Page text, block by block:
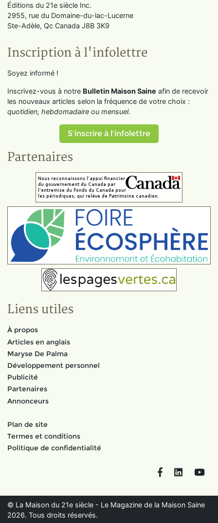
Éditions du 21e siècle Inc.
2955, rue du Domaine-du-lac-Lucerne
Ste-Adèle, Qc Canada J8B 3K9
Inscription à l'infolettre
Soyez informé !
Inscrivez-vous à notre Bulletin Maison Saine afin de recevoir
les nouveaux articles selon la fréquence de votre choix :
quotidien, hebdomadaire ou mensuel.
S'inscrire à l'infolettre
Partenaires
Liens utiles
À propos
Articles en anglais
Maryse De Palma
Développement personnel
Publicité
Partenaires
Annonceurs
Plan de site
Termes et conditions
Politique de confidentialité
FacebookLinkedIn
© La Maison du 21e siècle - Le Magazine de la Maison Saine
2026. Tous droits réservés.